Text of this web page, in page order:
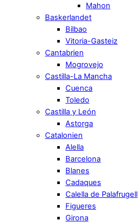
Mahon
Baskerlandet
Bilbao
Vitoria-Gasteiz
Cantabrien
Mogrovejo
Castilla-La Mancha
Cuenca
Toledo
Castilla y León
Astorga
Catalonien
Alella
Barcelona
Blanes
Cadaques
Calella de Palafrugell
Figueres
Girona